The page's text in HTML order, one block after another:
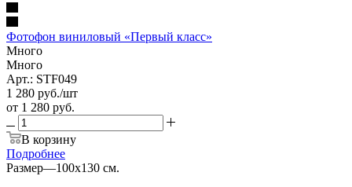
Фотофон виниловый «Первый класс»
Много
Много
Арт.: STF049
1 280 руб./шт
от 1 280 руб.
В корзину
Подробнее
Размер—100х130 см.